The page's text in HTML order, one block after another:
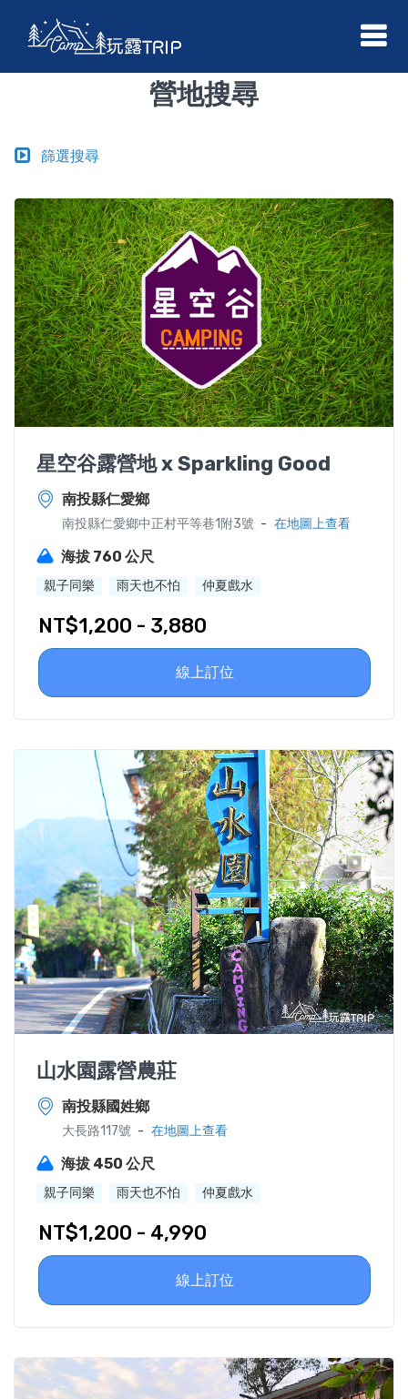
營地搜尋
篩選搜尋
星空谷露營地 x Sparkling Good
南投縣仁愛鄉
南投縣仁愛鄉中正村平等巷1附3號 - 在地圖上查看
海拔 760 公尺
親子同樂 雨天也不怕 仲夏戲水
NT$1,200 - 3,880
線上訂位
山水園露營農莊
南投縣國姓鄉
大長路117號 - 在地圖上查看
海拔 450 公尺
親子同樂 雨天也不怕 仲夏戲水
NT$1,200 - 4,990
線上訂位